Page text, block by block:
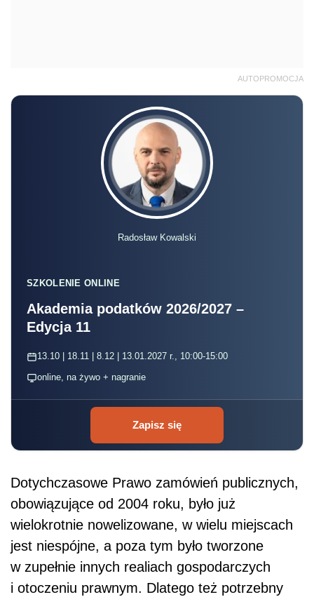
SZKOLENIE ONLINE
Akademia podatków 2026/2027 –
13.10 | 18.11 | 8.12 | 13.01.2027 r., 10:00-15:00
online, na żywo + nagranie
Zapisz się
obowiązujące od 2004 roku, było już
wielokrotnie nowelizowane, w wielu miejscach
jest niespójne, a poza tym było tworzone
w zupełnie innych realiach gospodarczych
i otoczeniu prawnym. Dlatego też potrzebny
jest całkiem nowy, spójny system zamówień
publicznych. Ten wejdzie w życie z początkiem
obecnego systemu, jak m.in. skomplikowane
procedury, faworyzowanie zamawiających
kosztem wykonawców i niejasne orzecznictwo,
na które firmy uskarżają się już od lat. Nowe
PZP ma też zwiększyć konkurencyjność
przetargów, aby startowało w nich więcej